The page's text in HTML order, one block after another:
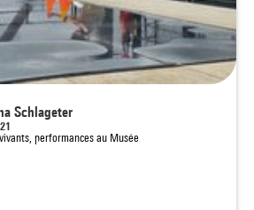
Schlageter
performances au Musée